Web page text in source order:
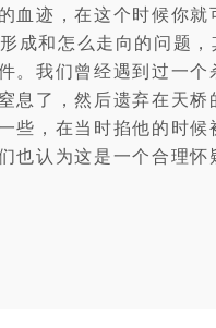
血迹，在这个时候你
成和怎么走向的问题
。我们曾经遇到过一
息了，然后遗弃在天
些，在当时掐他的时
也认为这是一个合理